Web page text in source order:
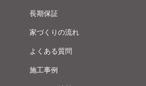
長期保証
家づくりの流れ
よくある質問
施工事例